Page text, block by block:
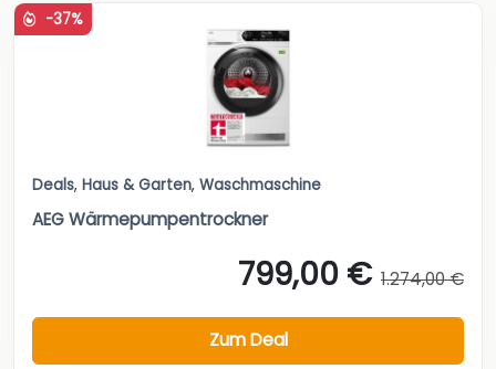
-37%
Deals, Haus & Garten, Waschmaschine
AEG Wärmepumpentrockner
799,00 € 1.274,00 €
Zum Deal